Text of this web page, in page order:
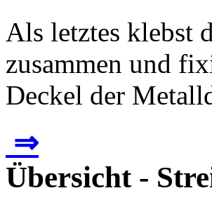
Als letztes klebst
zusammen und
Deckel der
⇒
Übersicht -